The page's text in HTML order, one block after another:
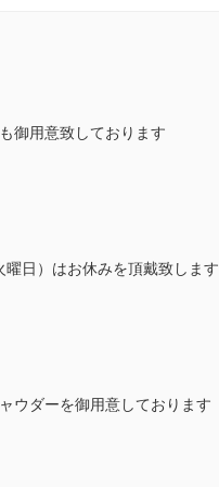
御用意致しております
曜日）はお休みを頂戴致します
ウダーを御用意しております